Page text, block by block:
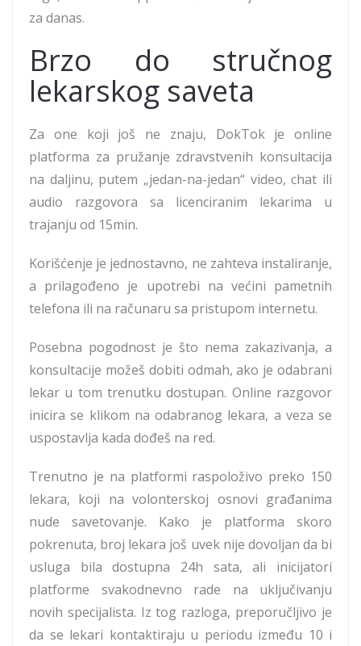
za danas.
Brzo do stručnog
lekarskog saveta
Za one koji još ne znaju, DokTok je online
platforma za pružanje zdravstvenih konsultacija
na daljinu, putem „jedan-na-jedan“ video, chat ili
audio razgovora sa licenciranim lekarima u
trajanju od 15min.
Korišćenje je jednostavno, ne zahteva instaliranje,
a prilagođeno je upotrebi na većini pametnih
telefona ili na računaru sa pristupom internetu.
Posebna pogodnost je što nema zakazivanja, a
konsultacije možeš dobiti odmah, ako je odabrani
lekar u tom trenutku dostupan. Online razgovor
inicira se klikom na odabranog lekara, a veza se
uspostavlja kada dođeš na red.
Trenutno je na platformi raspoloživo preko 150
lekara, koji na volonterskoj osnovi građanima
nude savetovanje. Kako je platforma skoro
pokrenuta, broj lekara još uvek nije dovoljan da bi
usluga bila dostupna 24h sata, ali inicijatori
platforme svakodnevno rade na uključivanju
novih specijalista. Iz tog razloga, preporučljivo je
da se lekari kontaktiraju u periodu između 10 i